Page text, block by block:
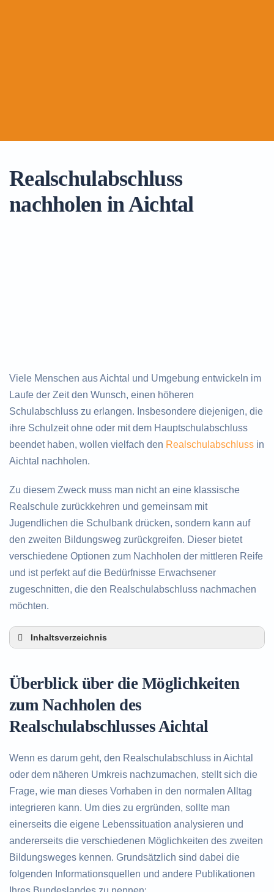
Realschulabschluss
nachholen in Aichtal
Viele Menschen aus Aichtal und Umgebung entwickeln im
Laufe der Zeit den Wunsch, einen höheren
Schulabschluss zu erlangen. Insbesondere diejenigen, die
ihre Schulzeit ohne oder mit dem Hauptschulabschluss
beendet haben, wollen vielfach den Realschulabschluss in
Aichtal nachholen.
Zu diesem Zweck muss man nicht an eine klassische
Realschule zurückkehren und gemeinsam mit
Jugendlichen die Schulbank drücken, sondern kann auf
den zweiten Bildungsweg zurückgreifen. Dieser bietet
verschiedene Optionen zum Nachholen der mittleren Reife
und ist perfekt auf die Bedürfnisse Erwachsener
zugeschnitten, die den Realschulabschluss nachmachen
möchten.
Inhaltsverzeichnis
Alternativen zum nachträglichen Erwerb des
Realschulabschlusses in Aichtal
Realschulabschlusses
Überblick über die Möglichkeiten
zum Nachholen des
Realschulabschlusses Aichtal
Wenn es darum geht, den Realschulabschluss in Aichtal
oder dem näheren Umkreis nachzumachen, stellt sich die
Frage, wie man dieses Vorhaben in den normalen Alltag
integrieren kann. Um dies zu ergründen, sollte man
einerseits die eigene Lebenssituation analysieren und
andererseits die verschiedenen Möglichkeiten des zweiten
Bildungsweges kennen. Grundsätzlich sind dabei die
folgenden Informationsquellen und andere Publikationen